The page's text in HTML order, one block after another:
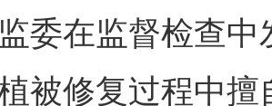
委在监督检查
被修复过程中